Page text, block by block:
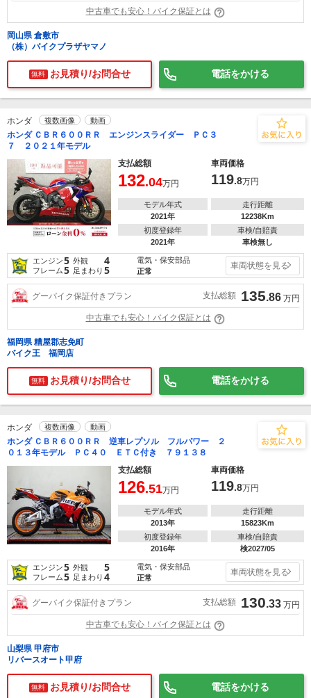
中古車でも安心！バイク保証とは
岡山県 倉敷市
（株）バイクプラザヤマノ
無料 お見積り/お問合せ 電話をかける
ホンダ 複数画像 動画
ホンダ ＣＢＲ６００ＲＲ エンジンスライダー ＰＣ３
７ ２０２１年モデル
支払総額
車両価格
132.04万円 119.8万円
モデル年式
2021年
走行距離
12238Km
初度登録年
2021年
車検/自賠責
車検無し
エンジン5 外観 4
フレーム5 足まわり 5
電気・保安部品
正常
車両状態を見る
グーバイク保証付きプラン 支払総額 135.86 万円
中古車でも安心！バイク保証とは
福岡県 糟屋郡志免町
バイク王 福岡店
無料 お見積り/お問合せ 電話をかける
ホンダ 複数画像 動画
ホンダ ＣＢＲ６００ＲＲ 逆車レプソル フルパワー ２
０１３年モデル ＰＣ４０ ＥＴＣ付き ７９１３８
支払総額
車両価格
126.51万円 119.8万円
モデル年式
2013年
走行距離
15823Km
初度登録年
2016年
車検/自賠責
検2027/05
エンジン5 外観 5
フレーム5 足まわり 4
電気・保安部品
正常
車両状態を見る
グーバイク保証付きプラン 支払総額 130.33 万円
中古車でも安心！バイク保証とは
山梨県 甲府市
リバースオート甲府
無料 お見積り/お問合せ 電話をかける